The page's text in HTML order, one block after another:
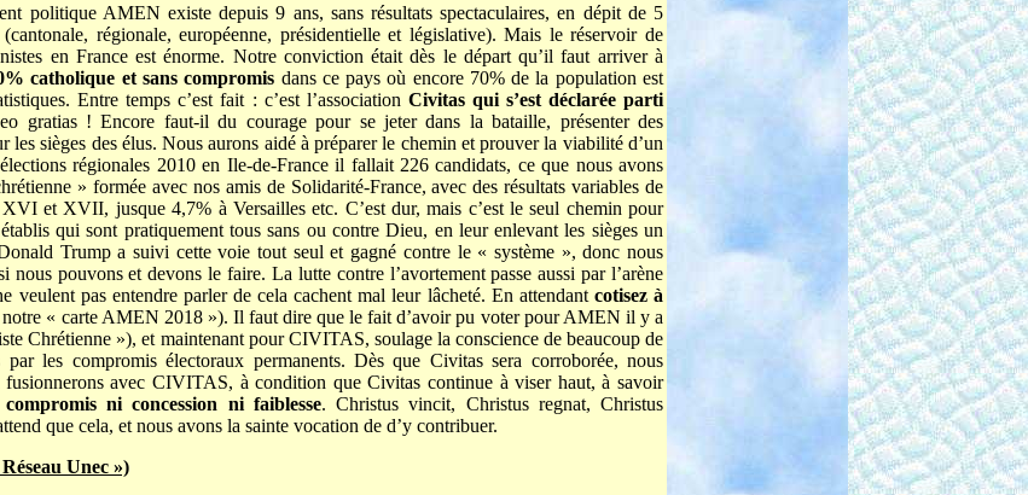
politique AMEN existe depuis 9 ans, sans résultats spectaculaires, en dépit de 5
(cantonale, régionale, européenne, présidentielle et législative). Mais le réservoir de
en France est énorme. Notre conviction était dès le départ qu’il faut arriver à
catholique et sans compromis dans ce pays où encore 70% de la population est
Entre temps c’est fait : c’est l’association Civitas qui s’est déclarée parti
gratias ! Encore faut-il du courage pour se jeter dans la bataille, présenter des
les sièges des élus. Nous aurons aidé à préparer le chemin et prouver la viabilité d’un
régionales 2010 en Ile-de-France il fallait 226 candidats, ce que nous avons
» formée avec nos amis de Solidarité-France, avec des résultats variables de
et XVII, jusque 4,7% à Versailles etc. C’est dur, mais c’est le seul chemin pour
qui sont pratiquement tous sans ou contre Dieu, en leur enlevant les sièges un
Trump a suivi cette voie tout seul et gagné contre le « système », donc nous
nous pouvons et devons le faire. La lutte contre l’avortement passe aussi par l’arène
veulent pas entendre parler de cela cachent mal leur lâcheté. En attendant cotisez à
« carte AMEN 2018 »). Il faut dire que le fait d’avoir pu voter pour AMEN il y a
Chrétienne »), et maintenant pour CIVITAS, soulage la conscience de beaucoup de
par les compromis électoraux permanents. Dès que Civitas sera corroborée, nous
avec CIVITAS, à condition que Civitas continue à viser haut, à savoir
ni concession ni faiblesse. Christus vincit, Christus regnat, Christus
que cela, et nous avons la sainte vocation de d’y contribuer.
Unec »)